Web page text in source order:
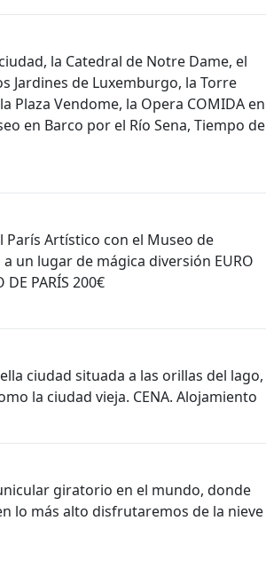
la Catedral de Notre Dame, el
Jardines de Luxemburgo, la Torre
Plaza Vendome, la Opera COMIDA en
en Barco por el Río Sena, Tiempo de
París Artístico con el Museo de
un lugar de mágica diversión EURO
PARÍS 200€
ciudad situada a las orillas del lago,
la ciudad vieja. CENA. Alojamiento
giratorio en el mundo, donde
lo más alto disfrutaremos de la nieve